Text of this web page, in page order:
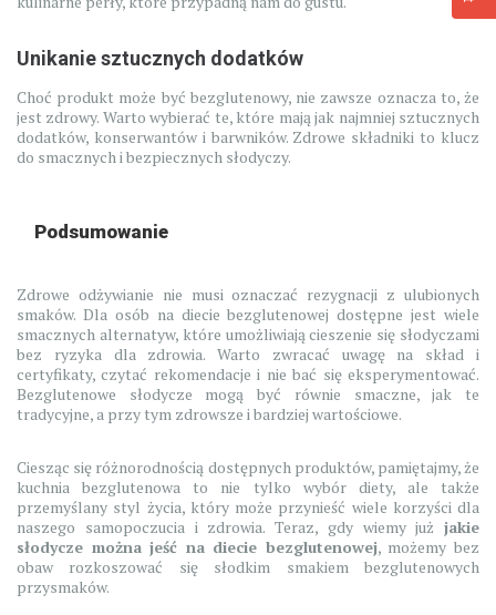
Unikanie sztucznych dodatków
Choć produkt może być bezglutenowy, nie zawsze oznacza to, że
jest zdrowy. Warto wybierać te, które mają jak najmniej sztucznych
dodatków, konserwantów i barwników. Zdrowe składniki to klucz
do smacznych i bezpiecznych słodyczy.
Podsumowanie
Zdrowe odżywianie nie musi oznaczać rezygnacji z ulubionych
smaków. Dla osób na diecie bezglutenowej dostępne jest wiele
smacznych alternatyw, które umożliwiają cieszenie się słodyczami
bez ryzyka dla zdrowia. Warto zwracać uwagę na skład i
certyfikaty, czytać rekomendacje i nie bać się eksperymentować.
Bezglutenowe słodycze mogą być równie smaczne, jak te
tradycyjne, a przy tym zdrowsze i bardziej wartościowe.
Ciesząc się różnorodnością dostępnych produktów, pamiętajmy, że
kuchnia bezglutenowa to nie tylko wybór diety, ale także
przemyślany styl życia, który może przynieść wiele korzyści dla
naszego samopoczucia i zdrowia. Teraz, gdy wiemy już jakie
słodycze można jeść na diecie bezglutenowej, możemy bez
obaw rozkoszować się słodkim smakiem bezglutenowych
przysmaków.